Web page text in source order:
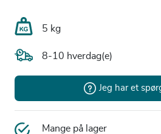
5 kg
8-10 hverdag(e)
Jeg har et
Mange på lager